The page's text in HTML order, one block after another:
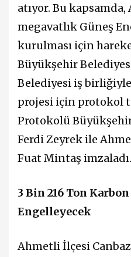
atıyor. Bu
megavatlık Güneş
kurulması için
Büyükşehir
Belediyesi iş
projesi için protokol
Protokolü
Ferdi Zeyrek ile
Fuat Mintaş imzaladı.
3 Bin 216 Ton
Engelleyecek
Ahmetli İlçesi